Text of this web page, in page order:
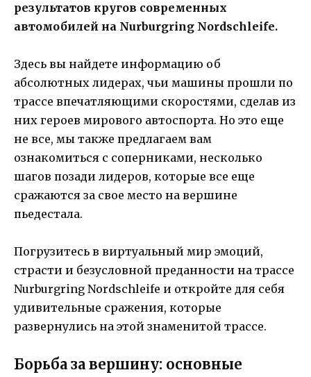
результатов кругов современных
автомобилей на Nurburgring Nordschleife.
Здесь вы найдете информацию об
абсолютных лидерах, чьи машины прошли по
трассе впечатляющими скоростями, сделав из
них героев мирового автоспорта. Но это еще
не все, мы также предлагаем вам
ознакомиться с соперниками, несколько
шагов позади лидеров, которые все еще
сражаются за свое место на вершине
пьедестала.
Погрузитесь в виртуальный мир эмоций,
страсти и безусловной преданности на трассе
Nurburgring Nordschleife и откройте для себя
удивительные сражения, которые
развернулись на этой знаменитой трассе.
Борьба за вершину: основные